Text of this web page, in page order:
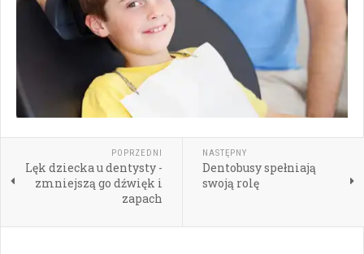
POPRZEDNI
Lęk dziecka u dentysty -
zmniejszą go dźwięk i
zapach
NASTĘPNY
Dentobusy spełniają
swoją rolę